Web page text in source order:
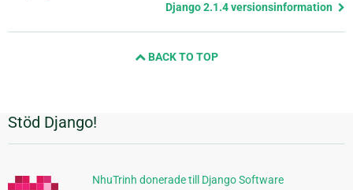
Django 2.1.4 versionsinformation
BACK TO TOP
Ytterligare
information
Stöd Django!
NhuTrinh donerade till Django Software